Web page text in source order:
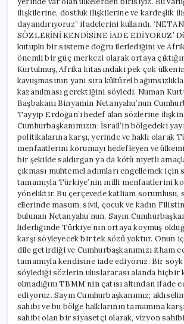
ilişkilerine, dostluk ilişkilerine ve kardeşlik
dayandırıyoruz” ifadelerini kullandı.
SÖZLERİNİ KENDİSİNE İADE EDİYORUZ’
kutuplu bir sisteme doğru ilerlediğini ve
önemli bir güç merkezi olarak ortaya
Kurtulmuş, Afrika kıtasındaki pek çok
kavuşmasının yanı sıra kültürel
kazanılması gerektiğini söyledi. Numan
Başbakanı Binyamin Netanyahu’nun
Tayyip Erdoğan’ı hedef alan sözlerine ilişkin,
Cumhurbaşkanımızın; İsrail’in bölgedeki
politikalarına karşı, yerinde ve haklı olarak
menfaatlerini korumayı hedefleyen ve
bir şekilde saldırgan ya da kötü niyetli
çıkması muhtemel adımları engellemek
tamamıyla Türkiye’nin milli menfaatlerini
yöneliktir. Bu çerçevede katliam sorumlusu,
ellerinde masum, sivil, çocuk ve kadın
bulunan Netanyahu’nun, Sayın
liderliğinde Türkiye’nin ortaya koymuş
karşı söyleyecek bir tek sözü yoktur. Onun
dile getirdiği ve Cumhurbaşkanımızı itham
tamamıyla kendisine iade ediyoruz. Bir
söylediği sözlerin uluslararası alanda hiçbir
olmadığını TBMM’nin çatısı altından ifade
ediyoruz. Sayın Cumhurbaşkanımız;
sahibi ve bu bölge halklarının tamamına
sahibi olan bir siyasetçi olarak, vizyon